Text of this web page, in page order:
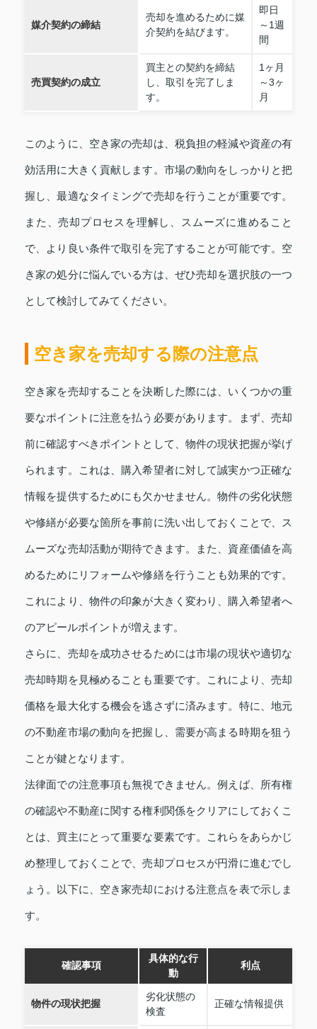
媒介契約の締結
売却を進めるために媒
介契約を結びます。
即日
～1週
間
売買契約の成立
買主との契約を締結
し、取引を完了しま
す。
1ヶ月
～3ヶ
月
このように、空き家の売却は、税負担の軽減や資産の有
効活用に大きく貢献します。市場の動向をしっかりと把
握し、最適なタイミングで売却を行うことが重要です。
また、売却プロセスを理解し、スムーズに進めること
で、より良い条件で取引を完了することが可能です。空
き家の処分に悩んでいる方は、ぜひ売却を選択肢の一つ
として検討してみてください。
空き家を売却する際の注意点
空き家を売却することを決断した際には、いくつかの重
要なポイントに注意を払う必要があります。まず、売却
前に確認すべきポイントとして、物件の現状把握が挙げ
られます。これは、購入希望者に対して誠実かつ正確な
情報を提供するためにも欠かせません。物件の劣化状態
や修繕が必要な箇所を事前に洗い出しておくことで、ス
ムーズな売却活動が期待できます。また、資産価値を高
めるためにリフォームや修繕を行うことも効果的です。
これにより、物件の印象が大きく変わり、購入希望者へ
のアピールポイントが増えます。
さらに、売却を成功させるためには市場の現状や適切な
売却時期を見極めることも重要です。これにより、売却
価格を最大化する機会を逃さずに済みます。特に、地元
の不動産市場の動向を把握し、需要が高まる時期を狙う
ことが鍵となります。
法律面での注意事項も無視できません。例えば、所有権
の確認や不動産に関する権利関係をクリアにしておくこ
とは、買主にとって重要な要素です。これらをあらかじ
め整理しておくことで、売却プロセスが円滑に進むでし
ょう。以下に、空き家売却における注意点を表で示しま
す。
確認事項
具体的な行
動
利点
物件の現状把握
劣化状態の
検査
正確な情報提供